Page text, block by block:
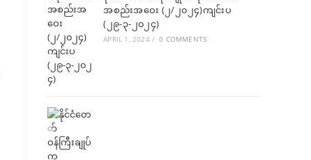
အစည်းအဝေး (၂/၂၀၂၄)ကျင်းပ
(၂၉-၃-၂၀၂၄)
APRIL 1, 2024 / 0 COMMENTS